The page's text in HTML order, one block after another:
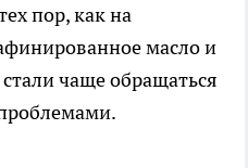
пор, как на
масло и
чаще обращаться